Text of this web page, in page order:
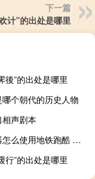
下一篇
计”的出处是哪里
後”的出处是哪里
个朝代的历史人物
声剧本
八门神器怎么使用地铁跑酷 八门神器修改天天酷跑
行”的出处是哪里